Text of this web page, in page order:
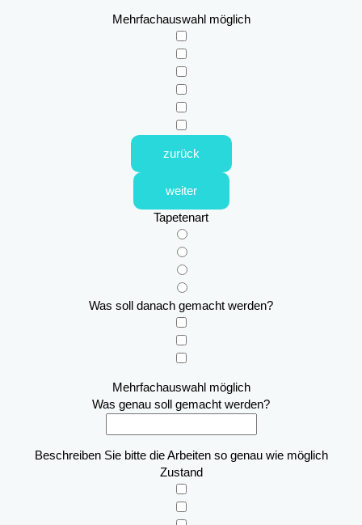
Mehrfachauswahl möglich
zurück
weiter
Tapetenart
Was soll danach gemacht werden?
Mehrfachauswahl möglich
Was genau soll gemacht werden?
Beschreiben Sie bitte die Arbeiten so genau wie möglich
Zustand